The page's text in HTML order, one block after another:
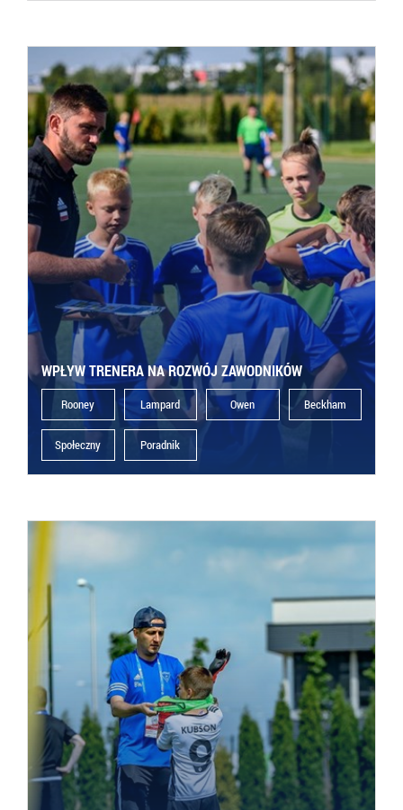
WPŁYW TRENERA NA ROZWÓJ ZAWODNIKÓW
Rooney Lampard Owen Beckham
Społeczny Poradnik